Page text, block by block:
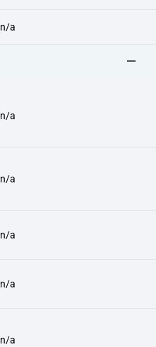
n/a
n/a
n/a
n/a
n/a
n/a